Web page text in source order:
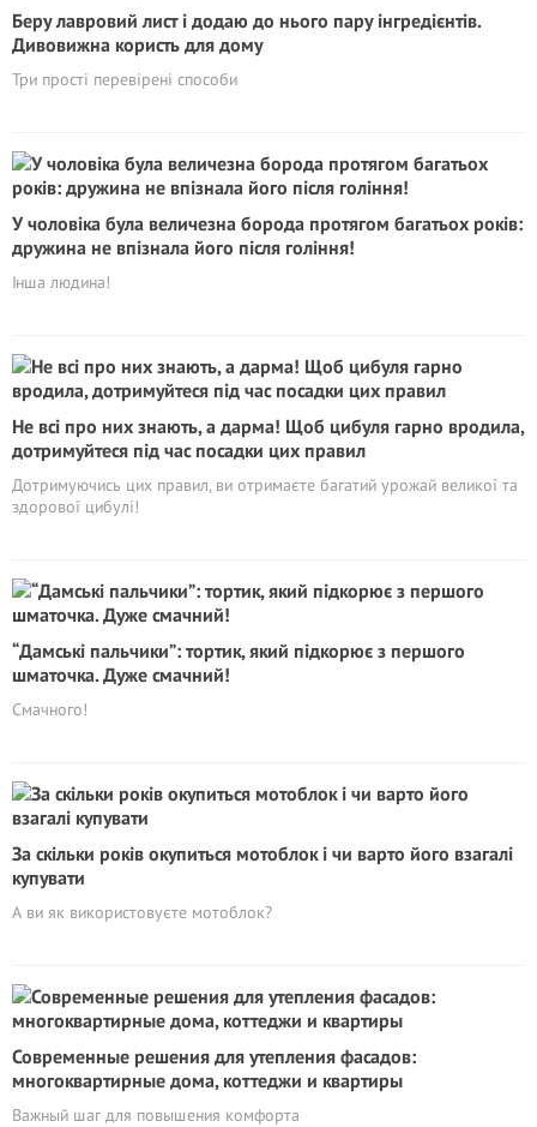
Беру лавровий лист і додаю до нього пару інгредієнтів.
Дивовижна користь для дому
Три прості перевірені способи
У чоловіка була величезна борода протягом багатьох років:
дружина не впізнала його після гоління!
Інша людина!
Не всі про них знають, а дарма! Щоб цибуля гарно вродила,
дотримуйтеся під час посадки цих правил
Дотримуючись цих правил, ви отримаєте багатий урожай великої та
здорової цибулі!
“Дамські пальчики”: тортик, який підкорює з пepшого
шматочка. Дуже смачний!
Смачного!
За скільки років окупиться мотоблок і чи варто його взагалі
купувати
А ви як використовуєте мотоблок?
Современные решения для утепления фасадов:
многоквартирные дома, коттеджи и квартиры
Важный шаг для повышения комфорта